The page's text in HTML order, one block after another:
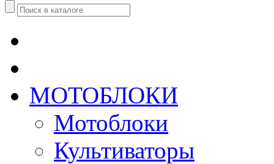
МОТОБЛОКИ
Мотоблоки
Культиваторы